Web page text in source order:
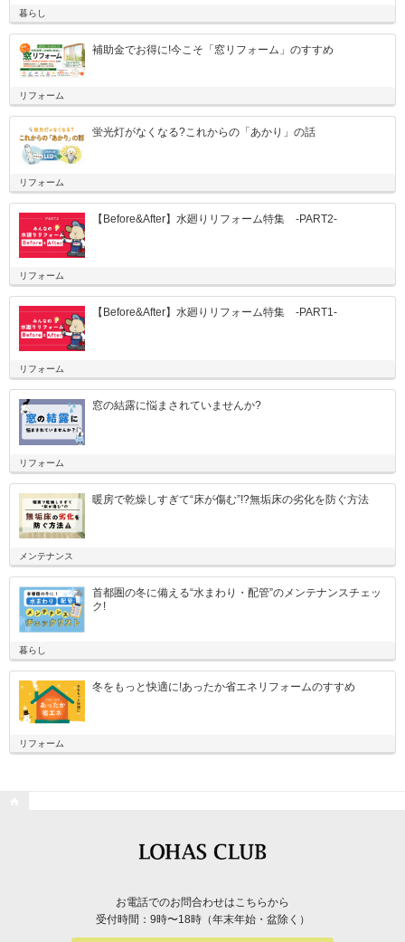
暮らし
補助金でお得に!今こそ「窓リフォーム」のすすめ
リフォーム
蛍光灯がなくなる?これからの「あかり」の話
リフォーム
【Before&After】水廻りリフォーム特集 -PART2-
リフォーム
【Before&After】水廻りリフォーム特集 -PART1-
リフォーム
窓の結露に悩まされていませんか?
リフォーム
暖房で乾燥しすぎて“床が傷む”!?無垢床の劣化を防ぐ方法
メンテナンス
首都圏の冬に備える“水まわり・配管”のメンテナンスチェッ
ク!
暮らし
冬をもっと快適に!あったか省エネリフォームのすすめ
リフォーム
お電話でのお問合わせはこちらから
受付時間：9時〜18時（年末年始・盆除く）